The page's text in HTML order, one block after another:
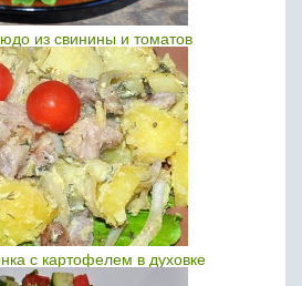
из свинины и томатов
с картофелем в духовке